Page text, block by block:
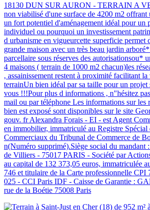
18130 DUN SUR AURON - TERRAIN A
non viabilisé d'une surface de 4200 m2 offrant
un fort potentiel d'aménagement idéal pour un
individuel ou pourquoi un investissement
d urbanisme en vigueurcette superficie permet
grande maison avec un très beau jardin
parcellaire sous réserves des autorisationsou*
4 maisons ( terrain de 1000 m2 chacun)les
, assainissement restent à proximité facilitant
terrainUn bien idéal par sa taille pour un projet
vous !!!Pour plus d informations , n"hésitez
mail ou par téléphone Les informations sur les
bien est exposé sont disponibles sur le site
gouv. fr Alexandra Forais - EI - est Agent
en immobilier, immatriculé au Registre Spécial
Commerciaux du Tribunal de Commerce de
n(Numéro supprimé).Siège social du mandant
de Villiers - 75017 PARIS - Société par
au capital de 132 373,05 euros, immatriculée
746 et titulaire de la Carte professionnelle CPI
025 - CCI Paris IDF - Caisse de Garantie :
rue de la Boétie 75008 Paris